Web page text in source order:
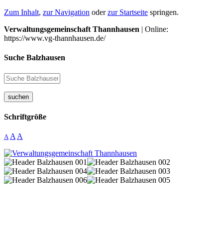
Zum Inhalt, zur Navigation oderzur Startseite springen.
Verwaltungsgemeinschaft Thannhausen | Online:
https://www.vg-thannhausen.de/
Suche Balzhausen
suchen
Schriftgröße
A A A